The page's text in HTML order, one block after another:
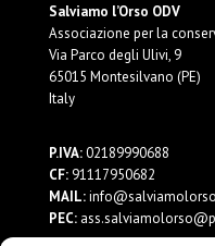
Salviamo l’Orso ODV
Associazione per la
Via Parco degli Ulivi, 9
65015 Montesilvano (PE)
Italy
P.IVA:02189990688
CF:91117950682
MAIL:
PEC: